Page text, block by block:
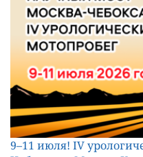
9–11 июля! IV